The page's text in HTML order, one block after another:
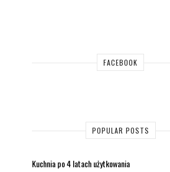
FACEBOOK
POPULAR POSTS
Kuchnia po 4 latach użytkowania